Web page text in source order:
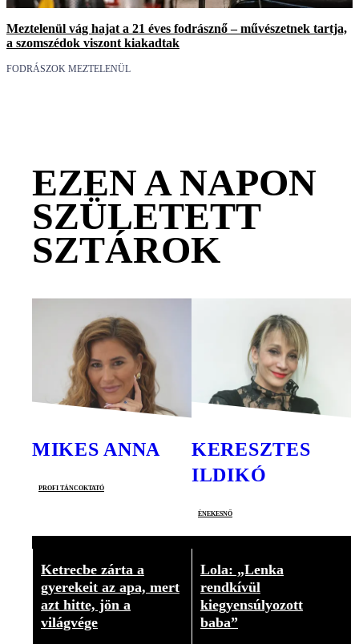
Meztelenül vág hajat a 21 éves fodrásznő – művészetnek tartja,
a szomszédok viszont kiakadtak
FODRÁSZOK MEZTELENÜL
EZEN A NAPON
SZÜLETETT
SZTÁROK
MIKES ANNA
profi táncoktató
KERESZTES
ILDIKÓ
énekesnő
Ketrecbe zárta a
gyerekeit az apa, mert
azt hitte, jön a
világvége
Lola: „Lenka
rendkívül
kiegyensúlyozott
baba”